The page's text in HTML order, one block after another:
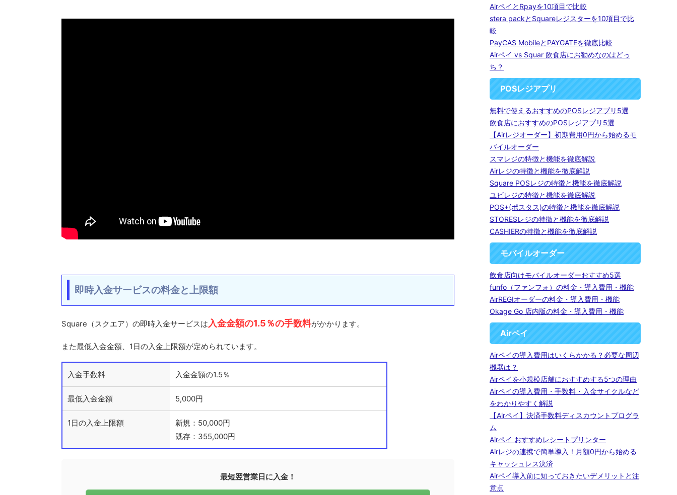
即時入金サービスの料金と上限額
Square（スクエア）の即時入金サービスは 入金金額の1.5％の手数料がかかります。
また最低入金金額、1日の入金上限額が定められています。
入金手数料 入金金額の1.5％
最低入金金額 5,000円
1日の入金上限額
新規：50,000円
既存：355,000円
最短翌営業日に入金！
AirペイとRpayを10項目で比較
stera packとSquareレジスターを10項目で比
較
PayCAS MobileとPAYGATEを徹底比較
Airペイ vs Squar 飲食店にお勧めなのはどっ
ち？
POSレジアプリ
無料で使えるおすすめのPOSレジアプリ5選
飲食店におすすめのPOSレジアプリ5選
【Airレジオーダー】初期費用0円から始めるモ
バイルオーダー
スマレジの特徴と機能を徹底解説
Airレジの特徴と機能を徹底解説
Square POSレジの特徴と機能を徹底解説
ユビレジの特徴と機能を徹底解説
POS+(ポスタス)の特徴と機能を徹底解説
STORESレジの特徴と機能を徹底解説
CASHIERの特徴と機能を徹底解説
モバイルオーダー
飲食店向けモバイルオーダーおすすめ5選
funfo（ファンフォ）の料金・導入費用・機能
AirREGIオーダーの料金・導入費用・機能
Okage Go 店内版の料金・導入費用・機能
Airペイ
Airペイの導入費用はいくらかかる？必要な周辺
機器は？
Airペイを小規模店舗におすすめする5つの理由
Airペイの導入費用・手数料・入金サイクルなど
をわかりやすく解説
【Airペイ】決済手数料ディスカウントプログラ
ム
Airペイ おすすめレシートプリンター
Airレジの連携で簡単導入！月額0円から始める
キャッシュレス決済
Airペイ導入前に知っておきたいデメリットと注
意点